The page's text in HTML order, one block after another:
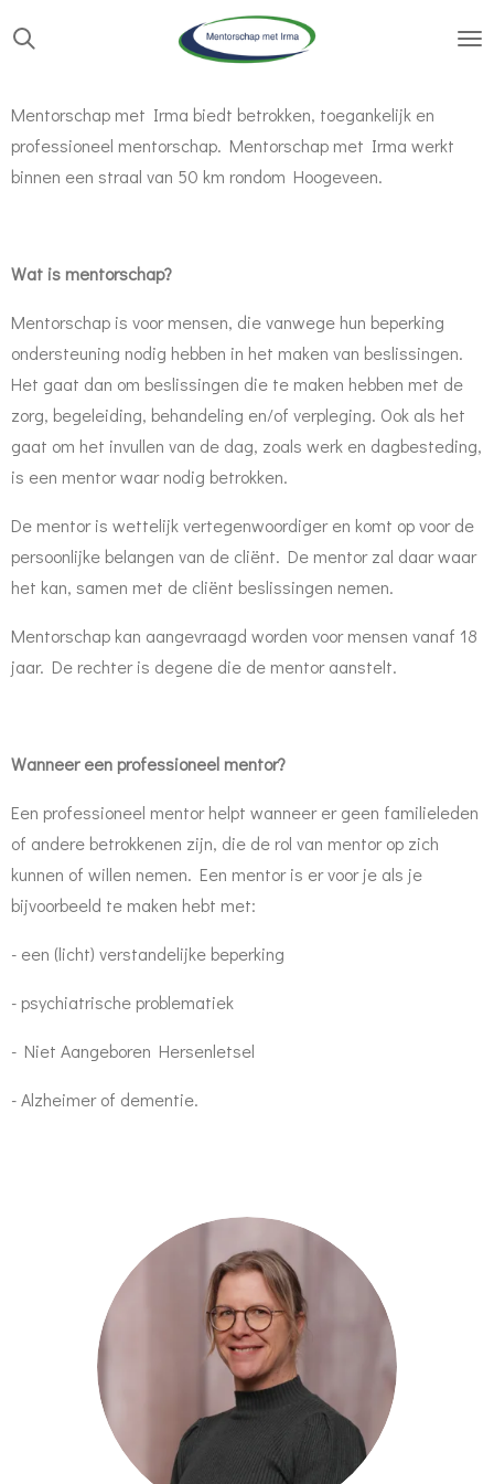
Ga
direct
de
hoofdinhoud
Mentorschap met Irma biedt betrokken, toegankelijk en
professioneel mentorschap. Mentorschap met Irma werkt
binnen een straal van 50 km rondom Hoogeveen.
Wat is mentorschap?
Mentorschap is voor mensen, die vanwege hun beperking
ondersteuning nodig hebben in het maken van beslissingen.
Het gaat dan om beslissingen die te maken hebben met de
zorg, begeleiding, behandeling en/of verpleging. Ook als het
gaat om het invullen van de dag, zoals werk en dagbesteding,
is een mentor waar nodig betrokken.
De mentor is wettelijk vertegenwoordiger en komt op voor de
persoonlijke belangen van de cliënt. De mentor zal daar waar
het kan, samen met de cliënt beslissingen nemen.
Mentorschap kan aangevraagd worden voor mensen vanaf 18
jaar. De rechter is degene die de mentor aanstelt.
Wanneer een professioneel mentor?
Een professioneel mentor helpt wanneer er geen familieleden
of andere betrokkenen zijn, die de rol van mentor op zich
kunnen of willen nemen. Een mentor is er voor je als je
bijvoorbeeld te maken hebt met:
- een (licht) verstandelijke beperking
- psychiatrische problematiek
- Niet Aangeboren Hersenletsel
- Alzheimer of dementie.